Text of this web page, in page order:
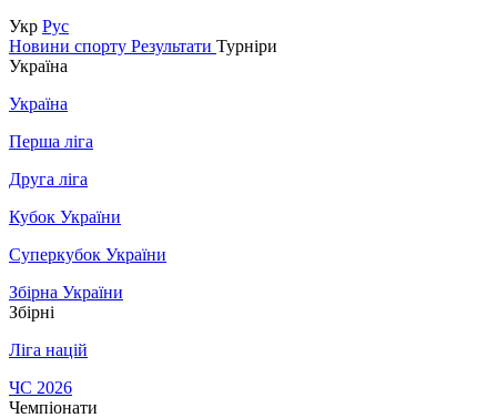
Укр Рус
Новини спорту Результати Турніри
Україна
Україна
Перша ліга
Друга ліга
Кубок України
Суперкубок України
Збірна України
Збірні
Ліга націй
ЧС 2026
Чемпіонати